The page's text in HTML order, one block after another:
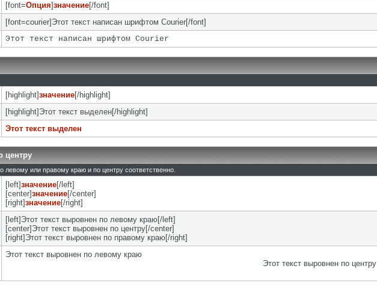
[font=Опция]значение[/font]
[font=courier]Этот текст написан шрифтом Courier[/font]
Этот текст написан шрифтом Courier
[highlight]значение[/highlight]
[highlight]Этот текст выделен[/highlight]
Этот текст выделен
центру
или правому краю и по центру соответственно.
[left]значение[/left]
[center]значение[/center]
[right]значение[/right]
[left]Этот текст выровнен по левому краю[/left]
[center]Этот текст выровнен по центру[/center]
[right]Этот текст выровнен по правому краю[/right]
Этот текст выровнен по левому краю
Этот текст выровнен по центру